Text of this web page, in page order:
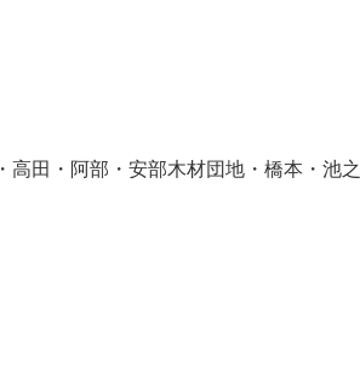
田・阿部・安部木材団地・橋本・池之